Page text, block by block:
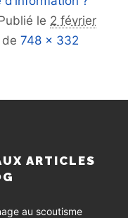
le 2 février
748 × 332
ARTICLES
au scoutisme